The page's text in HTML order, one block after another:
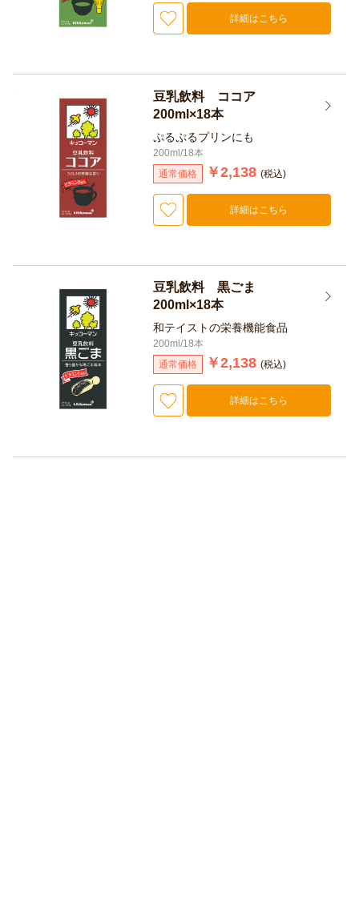
詳細はこちら
豆乳飲料 ココア
200ml×18本
ぷるぷるプリンにも
200ml/18本
通常価格
￥2,138 (税込)
詳細はこちら
豆乳飲料 黒ごま
200ml×18本
和テイストの栄養機能食品
200ml/18本
通常価格
￥2,138 (税込)
詳細はこちら